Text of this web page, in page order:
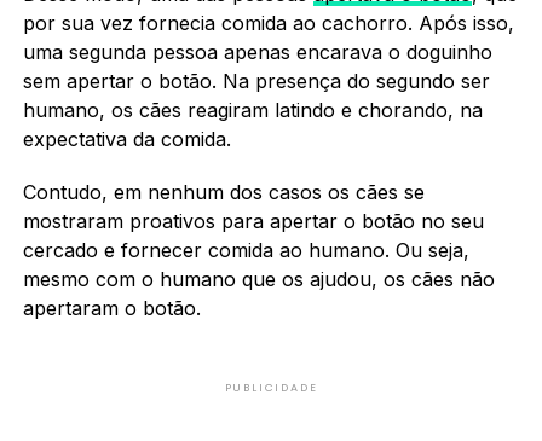
por sua vez fornecia comida ao cachorro. Após isso,
uma segunda pessoa apenas encarava o doguinho
sem apertar o botão. Na presença do segundo ser
humano, os cães reagiram latindo e chorando, na
expectativa da comida.
Contudo, em nenhum dos casos os cães se
mostraram proativos para apertar o botão no seu
cercado e fornecer comida ao humano. Ou seja,
mesmo com o humano que os ajudou, os cães não
apertaram o botão.
PUBLICIDADE